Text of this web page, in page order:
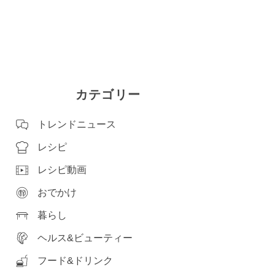
カテゴリー
トレンドニュース
レシピ
レシピ動画
おでかけ
暮らし
ヘルス&ビューティー
フード&ドリンク